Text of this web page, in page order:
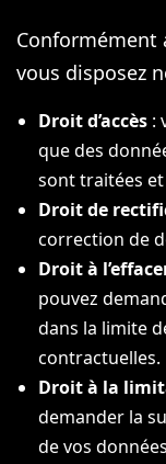
Conformément
vous disposez
Droit d’accès :
que des
sont traitées
Droit de
correction de
Droit à
pouvez
dans la limite
contractuelles.
Droit à la
demander la
de vos